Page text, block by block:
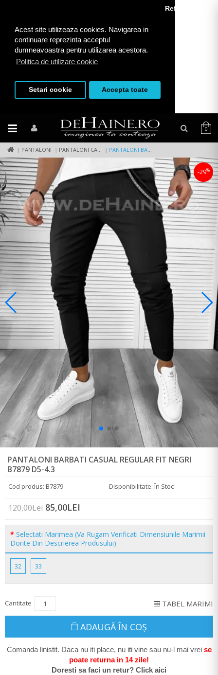
Acest site utilizeaza cookies. Navigarea in
continuare reprezinta acceptul
dumneavoastra pentru utilizarea acestora.
Politica de utilizare cookie
Refuza toate
Setari cookie Accepta toate
0
PANTALONI PANTALONI CASUAL PANTALONI BARBATI CASUAL REGULAR FIT NEGRI B7879 D5-4.3
-29%
PANTALONI BARBATI CASUAL REGULAR FIT NEGRI
B7879 D5-4.3
Cod produs: B7879 Disponibilitate: În Stoc
120,00Lei 85,00LEI
Selectati Marimea (Va Rugam Verificati Dimensiunile Marimii
Dorite Din Descrierea Produsului)
32 33
Cantitate TABEL MARIMI
ADAUGĂ ÎN COŞ
Comanda linistit. Daca nu iti place, nu iti vine sau nu-l mai vrei se
poate returna in 14 zile!
Doresti sa faci un retur? Click aici